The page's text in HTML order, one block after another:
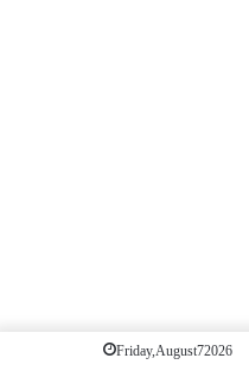
Friday, August 7 2026